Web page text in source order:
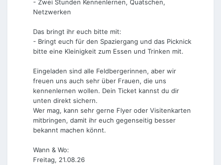
- Zwei Stunden Kennenlernen, Quatschen,
Netzwerken
Das bringt ihr euch bitte mit:
- Bringt euch für den Spaziergang und das Picknick
bitte eine Kleinigkeit zum Essen und Trinken mit.
Eingeladen sind alle Feldbergerinnen, aber wir
freuen uns auch sehr über Frauen, die uns
kennenlernen wollen. Dein Ticket kannst du dir
unten direkt sichern.
Wer mag, kann sehr gerne Flyer oder Visitenkarten
mitbringen, damit ihr euch gegenseitig besser
bekannt machen könnt.
Wann & Wo:
Freitag, 21.08.26